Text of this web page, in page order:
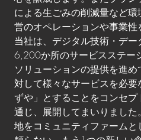
による生ごみの削減量など
営のオペレーションや事業性
当社は、デジタル技術・デ
6,200か所のサービスステー
ソリューションの提供を進
対して様々なサービスを必
ずや」とすることをコンセ
通じ、展開してまいりまし
地をコミュニティファーム